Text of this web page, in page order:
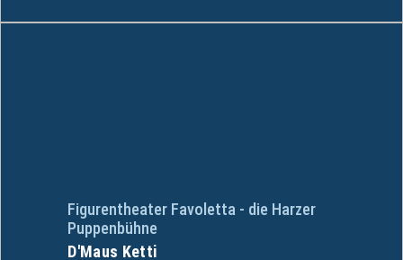
Figurentheater Favoletta - die Harzer
Puppenbühne
D'Maus Ketti